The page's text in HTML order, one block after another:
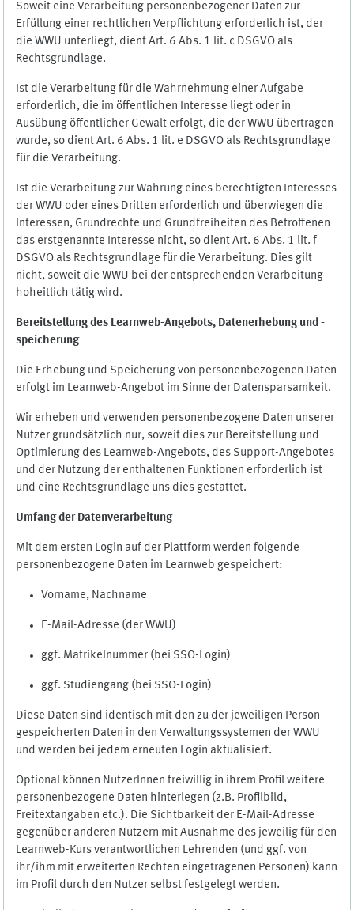
Soweit eine Verarbeitung personenbezogener Daten zur
Erfüllung einer rechtlichen Verpflichtung erforderlich ist, der
die WWU unterliegt, dient Art. 6 Abs. 1 lit. c DSGVO als
Rechtsgrundlage.
Ist die Verarbeitung für die Wahrnehmung einer Aufgabe
erforderlich, die im öffentlichen Interesse liegt oder in
Ausübung öffentlicher Gewalt erfolgt, die der WWU übertragen
wurde, so dient Art. 6 Abs. 1 lit. e DSGVO als Rechtsgrundlage
für die Verarbeitung.
Ist die Verarbeitung zur Wahrung eines berechtigten Interesses
der WWU oder eines Dritten erforderlich und überwiegen die
Interessen, Grundrechte und Grundfreiheiten des Betroffenen
das erstgenannte Interesse nicht, so dient Art. 6 Abs. 1 lit. f
DSGVO als Rechtsgrundlage für die Verarbeitung. Dies gilt
nicht, soweit die WWU bei der entsprechenden Verarbeitung
hoheitlich tätig wird.
Bereitstellung des Learnweb-Angebots, Datenerhebung und -
speicherung
Die Erhebung und Speicherung von personenbezogenen Daten
erfolgt im Learnweb-Angebot im Sinne der Datensparsamkeit.
Wir erheben und verwenden personenbezogene Daten unserer
Nutzer grundsätzlich nur, soweit dies zur Bereitstellung und
Optimierung des Learnweb-Angebots, des Support-Angebotes
und der Nutzung der enthaltenen Funktionen erforderlich ist
und eine Rechtsgrundlage uns dies gestattet.
Umfang der Datenverarbeitung
Mit dem ersten Login auf der Plattform werden folgende
personenbezogene Daten im Learnweb gespeichert:
Vorname, Nachname
E-Mail-Adresse (der WWU)
ggf. Matrikelnummer (bei SSO-Login)
ggf. Studiengang (bei SSO-Login)
Diese Daten sind identisch mit den zu der jeweiligen Person
gespeicherten Daten in den Verwaltungssystemen der WWU
und werden bei jedem erneuten Login aktualisiert.
Optional können NutzerInnen freiwillig in ihrem Profil weitere
personenbezogene Daten hinterlegen (z.B. Profilbild,
Freitextangaben etc.). Die Sichtbarkeit der E-Mail-Adresse
gegenüber anderen Nutzern mit Ausnahme des jeweilig für den
Learnweb-Kurs verantwortlichen Lehrenden (und ggf. von
ihr/ihm mit erweiterten Rechten eingetragenen Personen) kann
im Profil durch den Nutzer selbst festgelegt werden.